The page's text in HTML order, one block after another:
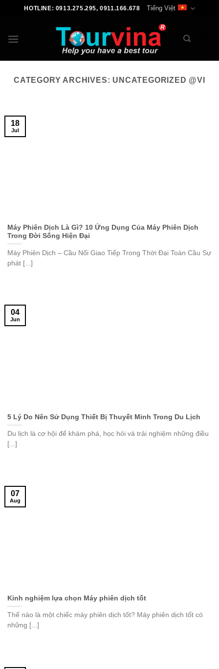
HOTLINE: 0913.275.295, 0911.166.678 Tiếng Việt
CATEGORY ARCHIVES: UNCATEGORIZED @VI
Máy Phiên Dịch Là Gì? 10 Ứng Dụng Của Máy Phiên Dịch
Trong Đời Sống Hiện Đại
Máy Phiên Dịch – Cầu Nối Giao Tiếp Trong Thời Đại Toàn Cầu Sự
phát [...]
18
Jul
5 Lý Do Nên Sử Dụng Thiết Bị Thuyết Minh Trong Du Lịch
Du lịch là cơ hội để khám phá, học hỏi và trải nghiệm những điều
[...]
04
Jun
Kinh nghiệm lựa chọn Máy phiên dịch tốt
Thế nào là một chiếc máy phiên dịch tốt? Máy phiên dịch tốt có
những [...]
07
Aug